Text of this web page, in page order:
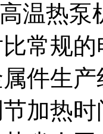
温热
常规
件生
加热